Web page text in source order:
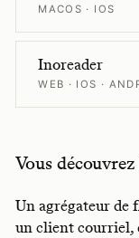
MACOS · IOS
Inoreader
WEB · IOS ·
Vous découvrez
Un agrégateur de
un client courriel,